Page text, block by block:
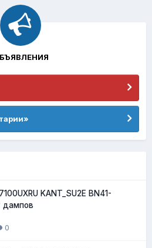
KANT_SU2E BN41-
дампов
0